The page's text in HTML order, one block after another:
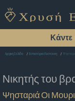
Κάντε
Αρχική Σελίδα Εστιατόριο Γαστουνη
Νικητής του
Ψησταριά Οι